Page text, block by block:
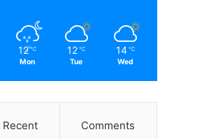
12 ℃
Mon
12 ℃
Tue
14 ℃
Wed
Recent Comments